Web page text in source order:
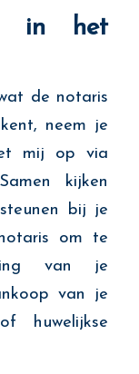
in het
de notaris
neem je
mij op via
kijken
bij je
om te
van je
van je
huwelijkse